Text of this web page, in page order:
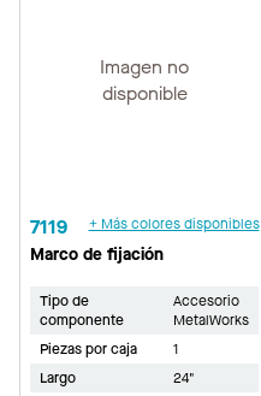
Imagen no
disponible
7119 + Más colores disponibles
Marco de fijación
Tipo de
componente
Accesorio
MetalWorks
Piezas por caja
1
Largo
24"